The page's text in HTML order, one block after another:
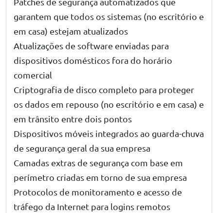
garantem que todos os sistemas (no escritório e
em casa) estejam atualizados
Atualizações de software enviadas para
dispositivos domésticos fora do horário
comercial
Criptografia de disco completo para proteger
os dados em repouso (no escritório e em casa) e
em trânsito entre dois pontos
Dispositivos móveis integrados ao guarda-chuva
de segurança geral da sua empresa
Camadas extras de segurança com base em
perímetro criadas em torno de sua empresa
Protocolos de monitoramento e acesso de
tráfego da Internet para logins remotos